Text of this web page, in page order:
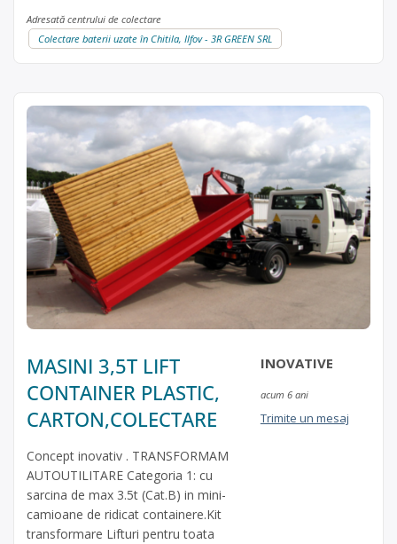
Adresată centrului de colectare
Colectare baterii uzate în Chitila, Ilfov - 3R GREEN SRL
MASINI 3,5T LIFT
CONTAINER PLASTIC,
CARTON,COLECTARE
Concept inovativ . TRANSFORMAM
AUTOUTILITARE Categoria 1: cu
sarcina de max 3.5t (Cat.B) in mini-
camioane de ridicat containere.Kit
transformare Lifturi pentru toata
INOVATIVE
acum 6 ani
Trimite un mesaj